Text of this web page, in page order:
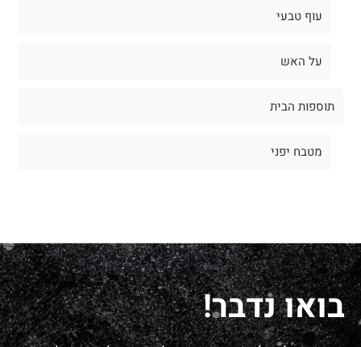
עוף טבעי
על האש
תוספות הבית
מטבח יפני
בואו נדבר!